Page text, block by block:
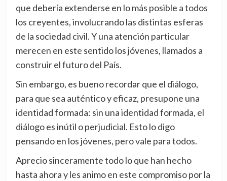
que debería extenderse en lo más posible a todos
los creyentes, involucrando las distintas esferas
de la sociedad civil. Y una atención particular
merecen en este sentido los jóvenes, llamados a
construir el futuro del País.
Sin embargo, es bueno recordar que el diálogo,
para que sea auténtico y eficaz, presupone una
identidad formada: sin una identidad formada, el
diálogo es inútil o perjudicial. Esto lo digo
pensando en los jóvenes, pero vale para todos.
Aprecio sinceramente todo lo que han hecho
hasta ahora y les animo en este compromiso por la